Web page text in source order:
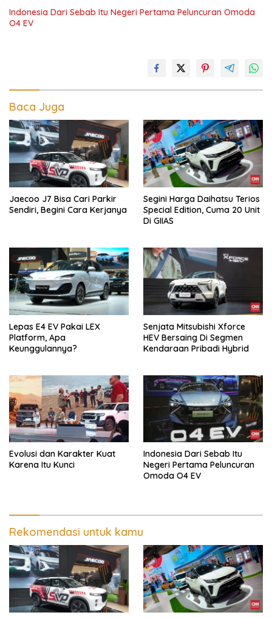
Indonesia Dari Sebab Itu Negeri Pertama Peluncuran Omoda
O4 EV
Baca Juga
Jaecoo J7 Bisa Cari Parkir
Sendiri, Begini Cara Kerjanya
Segini Harga Daihatsu Terios
Special Edition, Cuma 20 Unit
Di GIIAS
Lepas E4 EV Pakai LEX
Platform, Apa
Keunggulannya?
Senjata Mitsubishi Xforce
HEV Bersaing Di Segmen
Kendaraan Pribadi Hybrid
Evolusi dan Karakter Kuat
Karena Itu Kunci
Indonesia Dari Sebab Itu
Negeri Pertama Peluncuran
Omoda O4 EV
Rekomendasi untuk kamu